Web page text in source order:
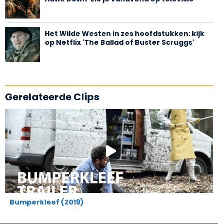
Het Wilde Westen in zes hoofdstukken: kijk
op Netflix 'The Ballad of Buster Scruggs'
Gerelateerde Clips
Bumperkleef (2019)